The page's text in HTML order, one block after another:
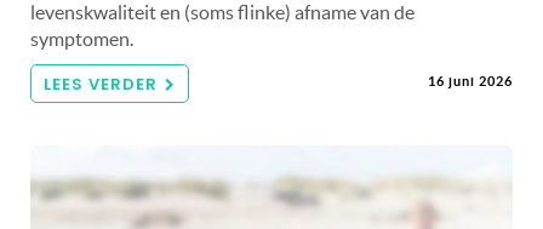
levenskwaliteit en (soms flinke) afname van de
symptomen.
LEES VERDER 16 juni 2026